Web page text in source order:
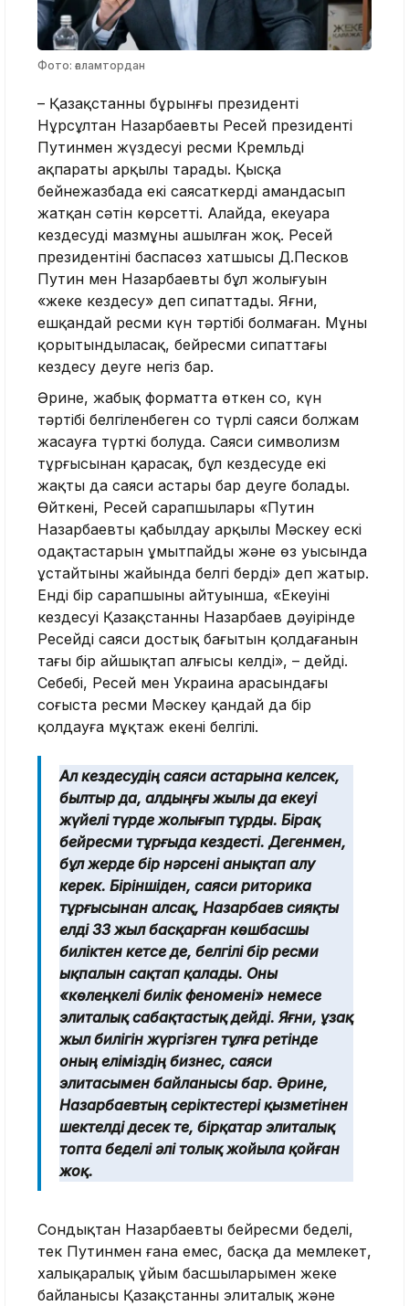
Фото: ғаламтордан
– Қазақстанның бұрынғы президенті
Нұрсұлтан Назарбаевтың Ресей президенті
Путинмен жүздесуі ресми Кремльдің
ақпараты арқылы тарады. Қысқа
бейнежазбада екі саясаткердің амандасып
жатқан сәтін көрсетті. Алайда, екеуара
кездесудің мазмұны ашылған жоқ. Ресей
президентінің баспасөз хатшысы Д.Песков
Путин мен Назарбаевтың бұл жолығуын
«жеке кездесу» деп сипаттады. Яғни,
ешқандай ресми күн тәртібі болмаған. Мұны
қорытындыласақ, бейресми сипаттағы
кездесу деуге негіз бар.
Әрине, жабық форматта өткен соң, күн
тәртібі белгіленбеген соң түрлі саяси болжам
жасауға түрткі болуда. Саяси символизм
тұрғысынан қарасақ, бұл кездесуде екі
жақтың да саяси астары бар деуге болады.
Өйткені, Ресей сарапшылары «Путин
Назарбаевты қабылдау арқылы Мәскеу ескі
одақтастарын ұмытпайды және өз уысында
ұстайтыны жайында белгі берді» деп жатыр.
Енді бір сарапшының айтуынша, «Екеуінің
кездесуі Қазақстанның Назарбаев дәуірінде
Ресейдің саяси достық бағытын қолдағанын
тағы бір айшықтап алғысы келді», – дейді.
Себебі, Ресей мен Украина арасындағы
соғыста ресми Мәскеу қандай да бір
қолдауға мұқтаж екені белгілі.
Ал кездесудің саяси астарына келсек,
былтыр да, алдыңғы жылы да екеуі
жүйелі түрде жолығып тұрды. Бірақ
бейресми тұрғыда кездесті. Дегенмен,
бұл жерде бір нәрсені анықтап алу
керек. Біріншіден, саяси риторика
тұрғысынан алсақ, Назарбаев сияқты
елді 33 жыл басқарған көшбасшы
биліктен кетсе де, белгілі бір ресми
ықпалын сақтап қалады. Оны
«көлеңкелі билік феномені» немесе
элиталық сабақтастық дейді. Яғни, ұзақ
жыл билігін жүргізген тұлға ретінде
оның еліміздің бизнес, саяси
элитасымен байланысы бар. Әрине,
Назарбаевтың серіктестері қызметінен
шектелді десек те, бірқатар элиталық
топта беделі әлі толық жойыла қойған
жоқ.
Сондықтан Назарбаевтың бейресми беделі,
тек Путинмен ғана емес, басқа да мемлекет,
халықаралық ұйым басшыларымен жеке
байланысы Қазақстанның элиталық және